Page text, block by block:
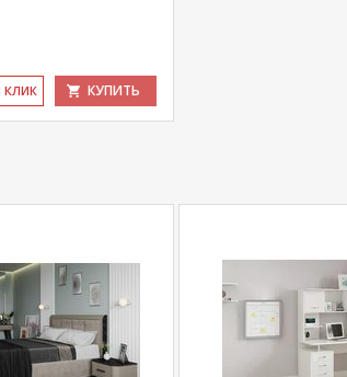
КЛИК КУПИТЬ